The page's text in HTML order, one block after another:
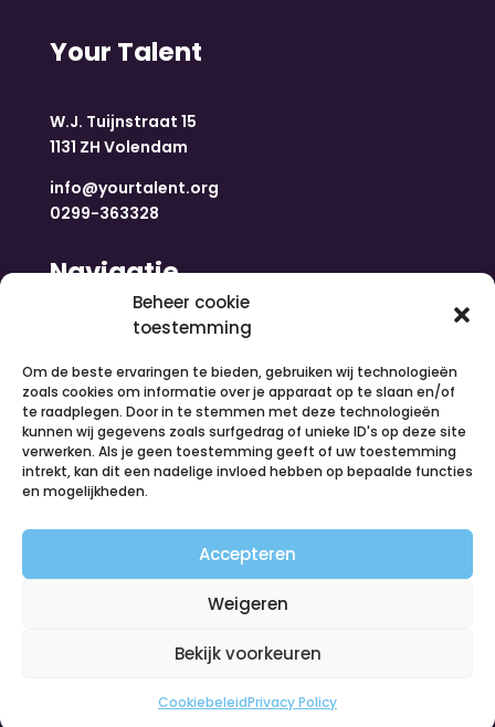
Beheer cookie
toestemming
Om de beste ervaringen te bieden, gebruiken wij technologieën
zoals cookies om informatie over je apparaat op te slaan en/of
te raadplegen. Door in te stemmen met deze technologieën
kunnen wij gegevens zoals surfgedrag of unieke ID's op deze site
verwerken. Als je geen toestemming geeft of uw toestemming
intrekt, kan dit een nadelige invloed hebben op bepaalde functies
en mogelijkheden.
Accepteren
Weigeren
Bekijk voorkeuren
CookiebeleidPrivacy Policy
Your Talent
W.J. Tuijnstraat 15
1131 ZH Volendam
info@yourtalent.org
0299-363328
Navigatie
Nieuws
Over ons
Contact
Inloggen
Vacatures
Organiseer een activiteit